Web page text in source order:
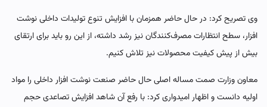
وی تصریح کرد: در حال حاضر همزمان با افزایش تنوع تولیدات داخلی نوشت
افزار، سطح انتظارات مصرف‌کنندگان نیز رشد داشته، از این رو باید برای ارتقای
بیش از پیش کیفیت محصولات نیز تلاش کنیم.
معاون وزارت صمت مساله اصلی حال حاضر صنعت نوشت افزار داخلی را مواد
اولیه دانست و اظهار امیدواری کرد: با رفع آن شاهد افزایش تصاعدی حجم